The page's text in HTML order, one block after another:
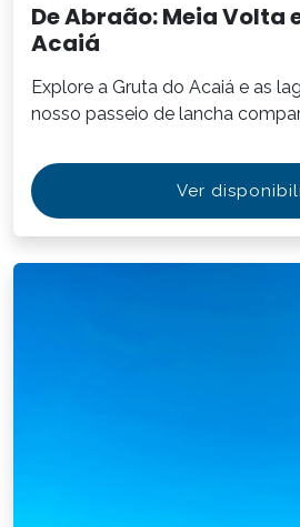
De Abraão: Meia Volta
Acaiá
Explore a Gruta do Acaiá e as
nosso passeio de lancha
Ver